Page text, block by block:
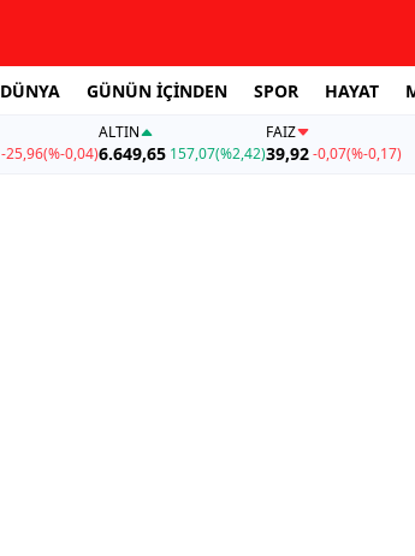
DÜNYA GÜNÜN İÇİNDEN SPOR HAYAT
-25,96(%-0,04)
ALTIN
6.649,65 157,07(%2,42)
FAİZ
39,92-0,07(%-0,17)